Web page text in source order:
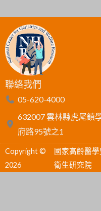
聯絡我們
05-620-4000
632007 雲林縣虎尾鎮
府路95號之1
Copyright ©
2026
國家高齡醫
衛生研究院